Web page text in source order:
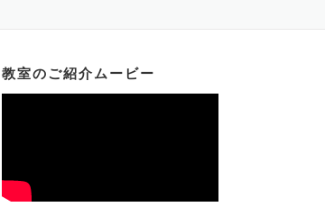
教室のご紹介ムービー